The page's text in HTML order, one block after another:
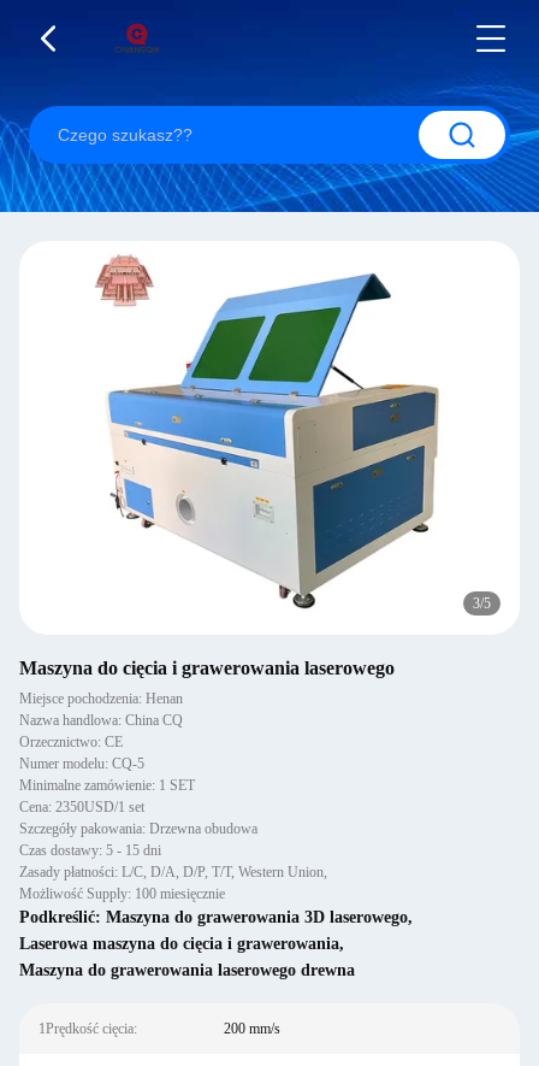
3/5
Maszyna do cięcia i grawerowania laserowego
Miejsce pochodzenia: Henan
Nazwa handlowa: China CQ
Orzecznictwo: CE
Numer modelu: CQ-5
Minimalne zamówienie: 1 SET
Cena: 2350USD/1 set
Szczegóły pakowania: Drzewna obudowa
Czas dostawy: 5 - 15 dni
Zasady płatności: L/C, D/A, D/P, T/T, Western Union,
Możliwość Supply: 100 miesięcznie
Podkreślić: Maszyna do grawerowania 3D laserowego,
Laserowa maszyna do cięcia i grawerowania,
Maszyna do grawerowania laserowego drewna
1Prędkość cięcia: 200 mm/s